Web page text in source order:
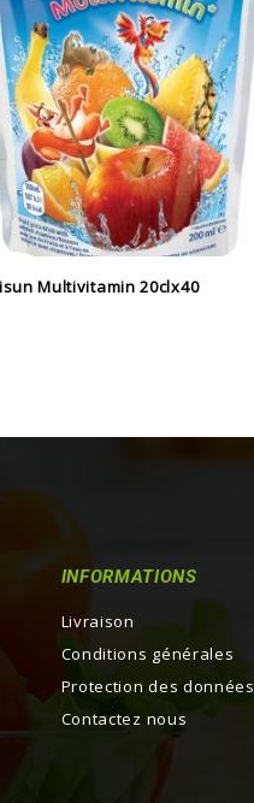
Multivitamin 20clx40
INFORMATIONS
Livraison
Conditions générales
Protection des données
Contactez nous